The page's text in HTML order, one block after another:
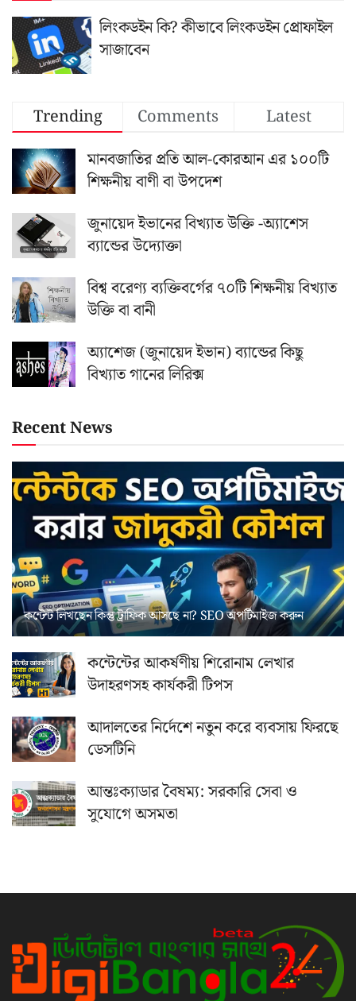
লিংকডইন কি? কীভাবে লিংকডইন প্রোফাইল
সাজাবেন
Trending Comments
Latest
মানবজাতির প্রতি আল-কোরআন এর ১০০টি
শিক্ষনীয় বাণী বা উপদেশ
জুনায়েদ ইভানের বিখ্যাত উক্তি -অ্যাশেস
ব্যান্ডের উদ্যোক্তা
বিশ্ব বরেণ্য ব্যক্তিবর্গের ৭০টি শিক্ষনীয় বিখ্যাত
উক্তি বা বানী
অ্যাশেজ (জুনায়েদ ইভান) ব্যান্ডের কিছু
বিখ্যাত গানের লিরিক্স
Recent News
কন্টেন্ট লিখছেন কিন্তু ট্রাফিক আসছে না? ‍SEO অপটিমাইজ করুন
কন্টেন্টের আকর্ষণীয় শিরোনাম লেখার
উদাহরণসহ কার্যকরী টিপস
আদালতের নির্দেশে নতুন করে ব্যবসায় ফিরছে
ডেসটিনি
আন্তঃক্যাডার বৈষম্য: সরকারি সেবা ও
সুযোগে অসমতা